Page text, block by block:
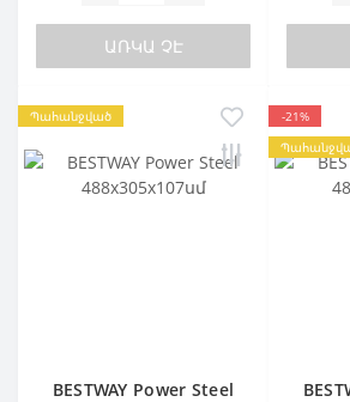
ԱՌԿԱ ՉԷ
Պահանջված
BESTWAY Power Steel
-21%